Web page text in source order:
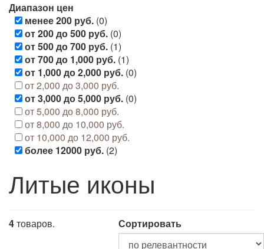
Диапазон цен
менее 200 руб. (0)
от 200 до 500 руб. (0)
от 500 до 700 руб. (1)
от 700 до 1,000 руб. (1)
от 1,000 до 2,000 руб. (0)
от 2,000 до 3,000 руб.
от 3,000 до 5,000 руб. (0)
от 5,000 до 8,000 руб.
от 8,000 до 10,000 руб.
от 10,000 до 12,000 руб.
более 12000 руб. (2)
Литые иконы
4товаров. Сортировать